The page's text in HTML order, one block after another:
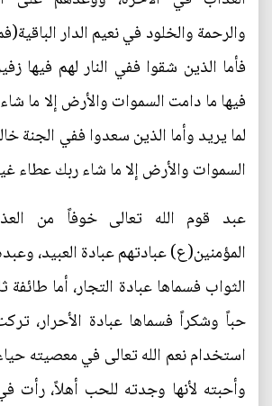
والرحمة والخلود في نعيم الدار
فأما الذين شقوا ففي النار لهم فيها
فيها ما دامت السموات والأرض إلا ما
لما يريد وأما الذين سعدوا ففي الجنة
السموات والأرض إلا ما شاء ربك عطاء
عبد قوم الله تعالى خوفاً من
المؤمنين(ع) عبادتهم عبادة العبيد،
الثواب فسماها عبادة التجار، أما طائفة
حباً وشكراً فسماها عبادة الأحرار،
استخدام نعم الله تعالى في معصيته
وأحبته لأنها وجدته للحب أهلاً، رأت